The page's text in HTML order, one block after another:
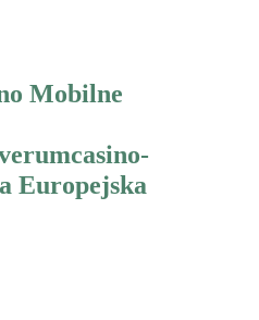
Mobilne
Europejska